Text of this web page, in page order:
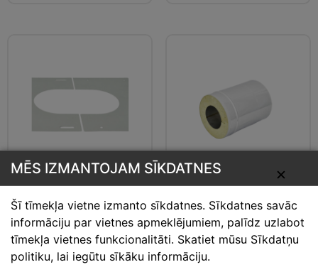
Neizolēto dūmvadu
čaulas dekoratīvais
30.93€ – 69.84€
Izvēlieties
Izolētā dūmvada
caurule L-250
19.46€ – 95.25€
✕
MĒS IZMANTOJAM SĪKDATNES
Šī tīmekļa vietne izmanto sīkdatnes. Sīkdatnes savāc
informāciju par vietnes apmeklējumiem, palīdz uzlabot
tīmekļa vietnes funkcionalitāti. Skatiet mūsu Sīkdatņu
politiku, lai iegūtu sīkāku informāciju.